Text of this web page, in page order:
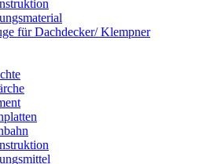
für Dachdecker/ Klempner